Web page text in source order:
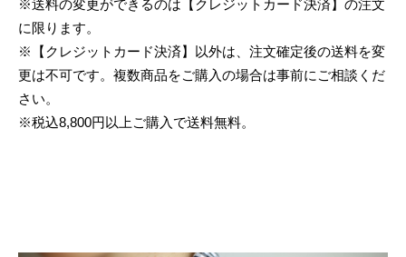
※送料の変更ができるのは【クレジットカード決済】の注文
に限ります。
※【クレジットカード決済】以外は、注文確定後の送料を変
更は不可です。複数商品をご購入の場合は事前にご相談くだ
さい。
※税込8,800円以上ご購入で送料無料。